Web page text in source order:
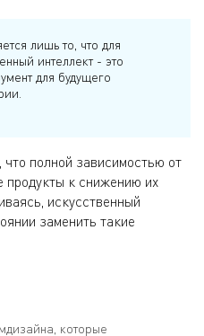
лишь то, что для
интеллект - это
для будущего
полной зависимостью от
к снижению их
искусственный
заменить такие
которые